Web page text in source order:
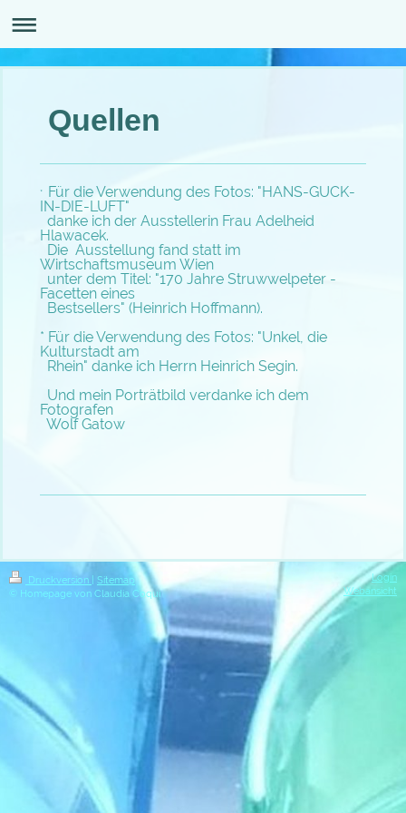
Quellen
*
Für die Verwendung des Fotos: "HANS-GUCK-
IN-DIE-LUFT"
danke ich der Ausstellerin Frau Adelheid
Hlawacek.
Die Ausstellung fand statt im
Wirtschaftsmuseum Wien
unter dem Titel: "170 Jahre Struwwelpeter -
Facetten eines
Bestsellers" (Heinrich Hoffmann).
* Für die Verwendung des Fotos: "Unkel, die
Kulturstadt am
Rhein" danke ich Herrn Heinrich Segin.
Und mein Porträtbild verdanke ich dem
Fotografen
Wolf Gatow
Druckversion | Sitemap
© Homepage von Claudia Coqui
Login
Webansicht